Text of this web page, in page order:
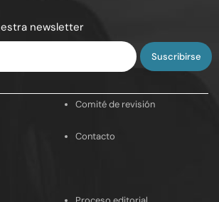
newsletter
Comité de revisión
Contacto